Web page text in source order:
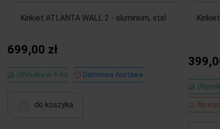
Kinkiet ATLANTA WALL 2 - aluminium, stal
699,00 zł
{Wysyłka w 4 dni Darmowa dostawa
do koszyka Na